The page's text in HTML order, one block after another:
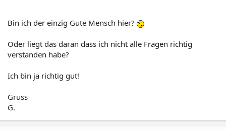
Bin ich der einzig Gute Mensch hier?
Oder liegt das daran dass ich nicht alle Fragen richtig
verstanden habe?
Ich bin ja richtig gut!
Gruss
G.